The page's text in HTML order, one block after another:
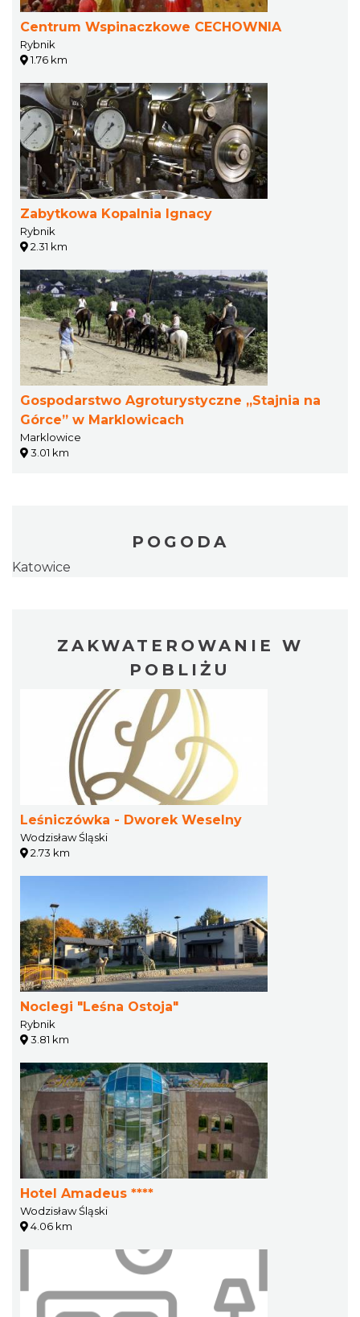
Centrum Wspinaczkowe CECHOWNIA
Rybnik
1.76 km
Zabytkowa Kopalnia Ignacy
Rybnik
2.31 km
Gospodarstwo Agroturystyczne „Stajnia na
Górce” w Marklowicach
Marklowice
3.01 km
POGODA
Katowice
ZAKWATEROWANIE W
POBLIŻU
Leśniczówka - Dworek Weselny
Wodzisław Śląski
2.73 km
Noclegi "Leśna Ostoja"
Rybnik
3.81 km
Hotel Amadeus ****
Wodzisław Śląski
4.06 km